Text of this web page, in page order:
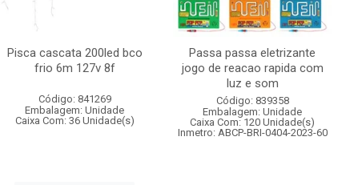
Pisca cascata 200led bco
frio 6m 127v 8f
Código: 841269
Embalagem: Unidade
Caixa Com: 36 Unidade(s)
Passa passa eletrizante
jogo de reacao rapida com
luz e som
Código: 839358
Embalagem: Unidade
Caixa Com: 120 Unidade(s)
Inmetro: ABCP-BRI-0404-2023-60